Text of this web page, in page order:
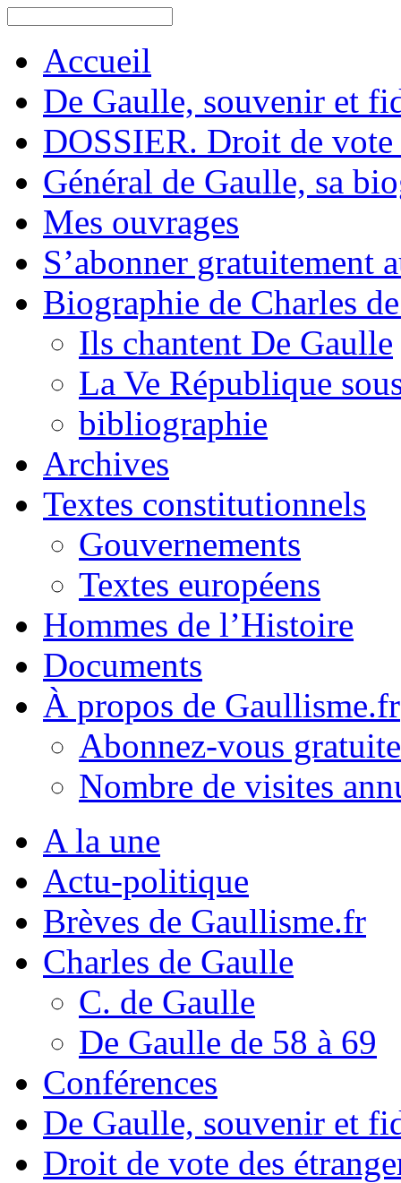
Accueil
De Gaulle, souvenir et
DOSSIER. Droit de vote
Général de Gaulle, sa
Mes ouvrages
S’abonner gratuitement
Biographie de Charles
Ils chantent De Gaulle
La Ve République
bibliographie
Archives
Textes constitutionnels
Gouvernements
Textes européens
Hommes de l’Histoire
Documents
À propos de Gaullisme.fr
Abonnez-vous
Nombre de visites
A la une
Actu-politique
Brèves de Gaullisme.fr
Charles de Gaulle
C. de Gaulle
De Gaulle de 58 à 69
Conférences
De Gaulle, souvenir et
Droit de vote des